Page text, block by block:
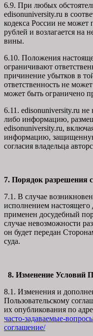
6.9. При любых
edisonuniversity.ru в
кодекса России не может
рублей и возлагается на
вины.
6.10. Положения
ограничивают
причинение убытков в
ответственность не
может быть ограничено
6.11. edisonuniversity.ru не
либо информацию,
edisonuniversity.ru,
информацию,
согласия владельца
7. Порядок разрешения
7.1. В случае
исполнением
применен досудебный
случае невозможности
он будет передан
суда.
8. Изменение Условий
8.1. Изменения и
Пользовательскому
их опубликования по
часто-задаваемые-
соглашение/